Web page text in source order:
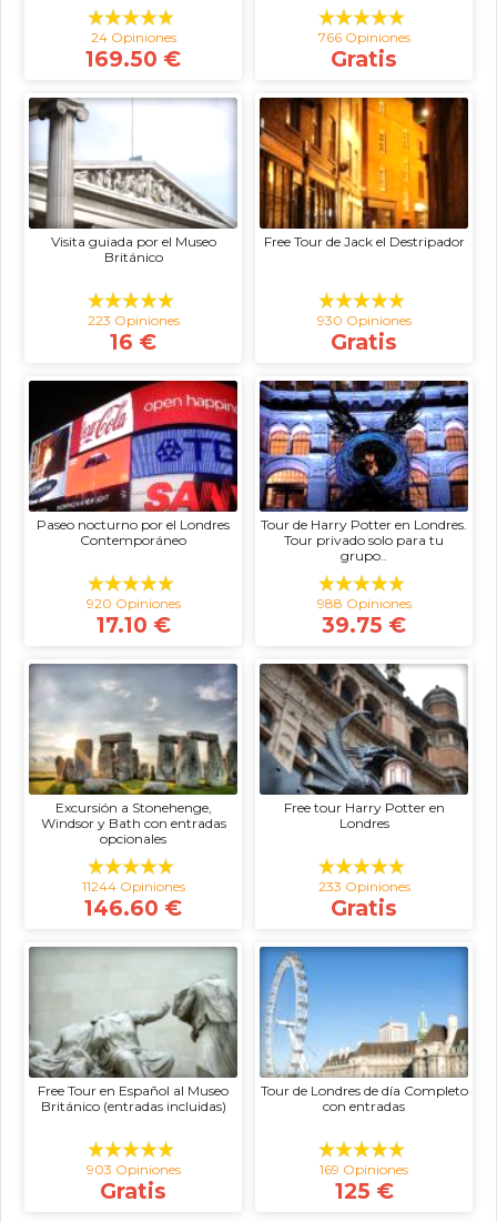
24 Opiniones
169.50 €
766 Opiniones
Gratis
Visita guiada por el Museo
Británico
223 Opiniones
16 €
Free Tour de Jack el Destripador
930 Opiniones
Gratis
Paseo nocturno por el Londres
Contemporáneo
920 Opiniones
17.10 €
Tour de Harry Potter en Londres.
Tour privado solo para tu
grupo..
988 Opiniones
39.75 €
Excursión a Stonehenge,
Windsor y Bath con entradas
opcionales
11244 Opiniones
146.60 €
Free tour Harry Potter en
Londres
233 Opiniones
Gratis
Free Tour en Español al Museo
Británico (entradas incluidas)
903 Opiniones
Gratis
Tour de Londres de día Completo
con entradas
169 Opiniones
125 €